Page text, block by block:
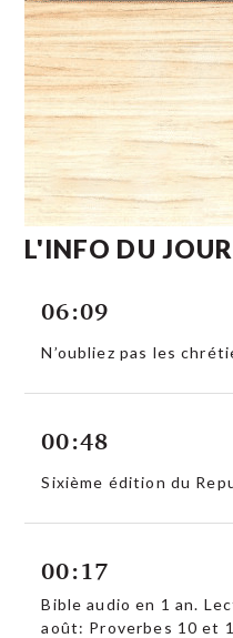
L'INFO DU JOUR
06:09
N’oubliez pas les
00:48
Sixième édition du
00:17
Bible audio en 1 an.
août: Proverbes 10 et